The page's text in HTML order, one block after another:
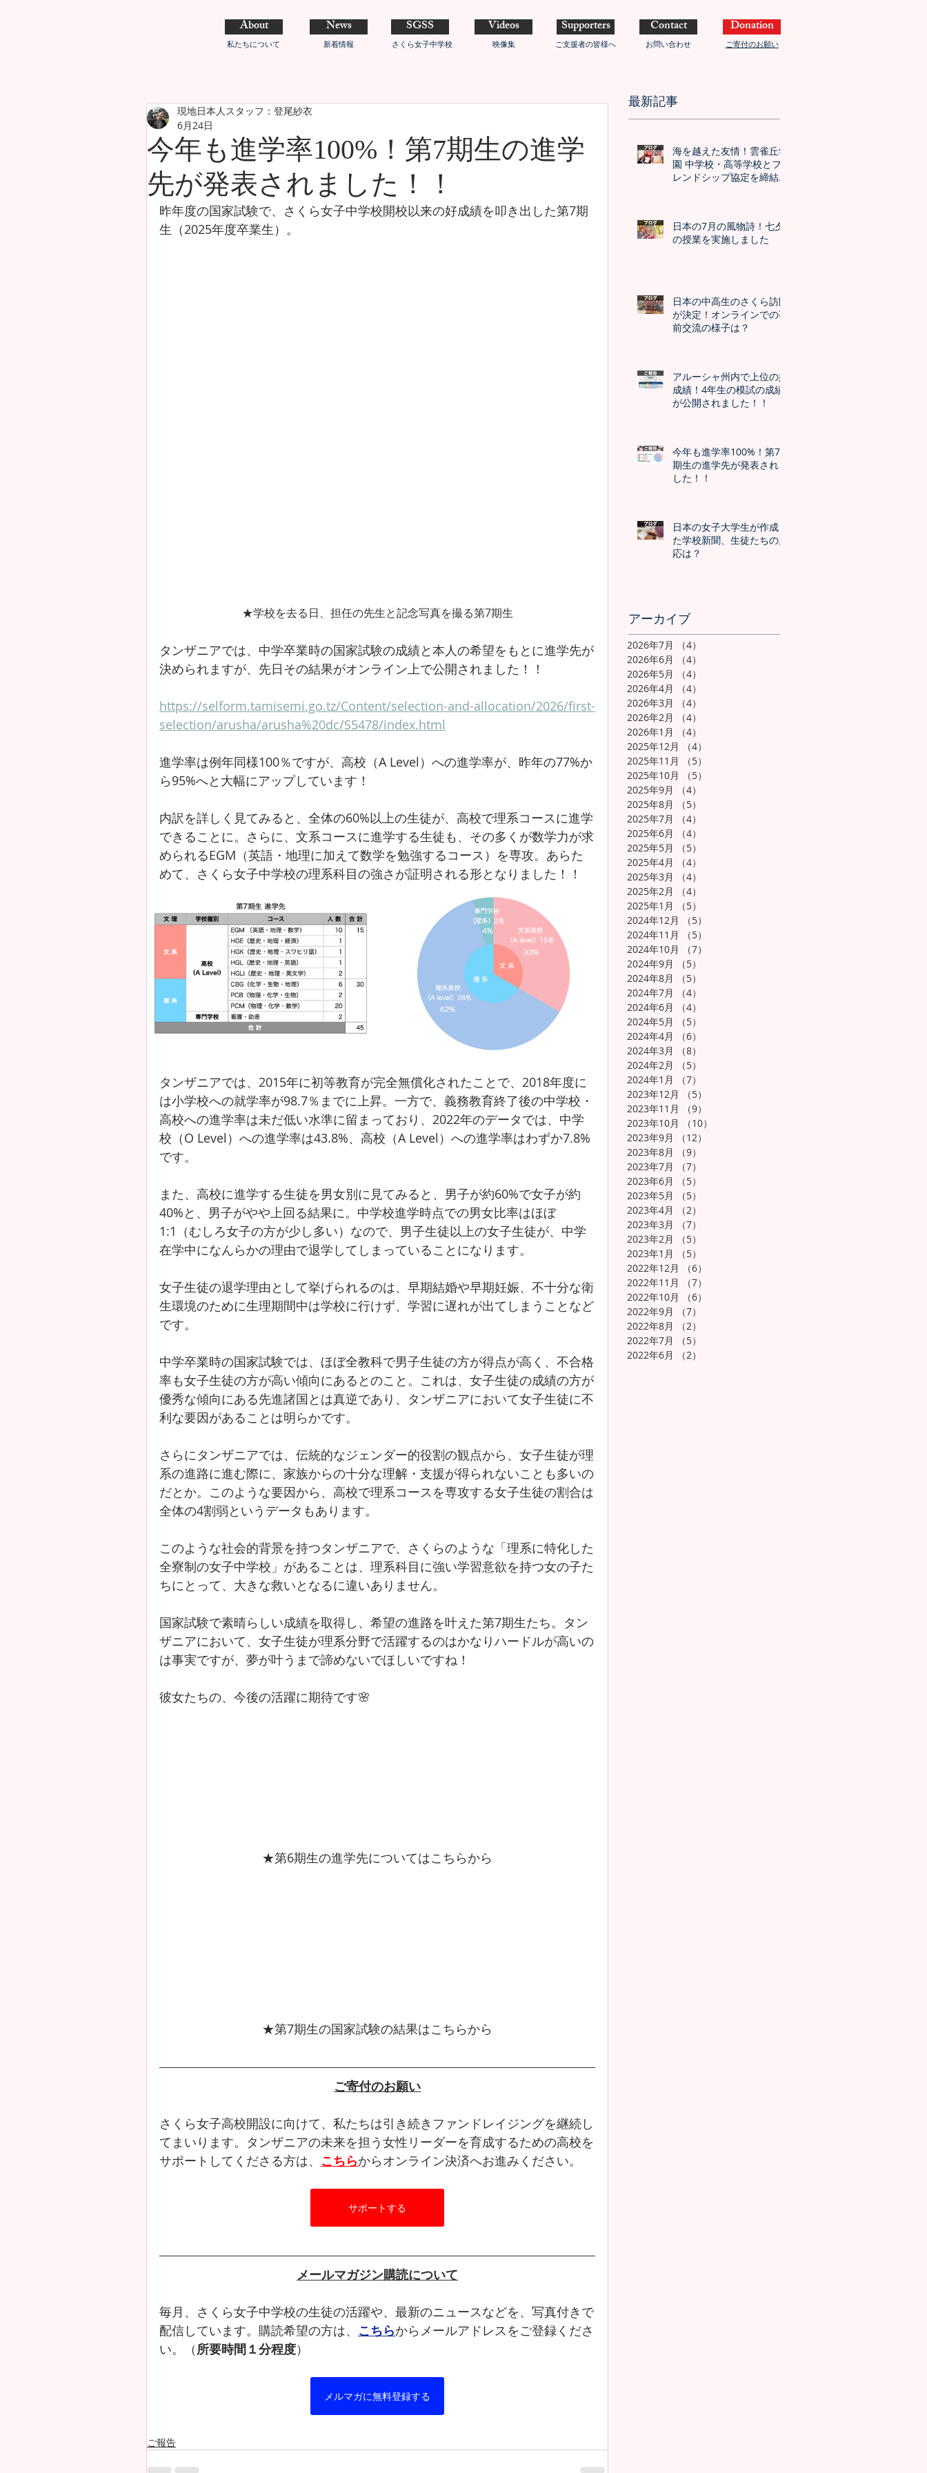
About
私たちについて
News
新着情報
SGSS
さくら女子中学校
Videos
映像集
Supporters
ご支援者の皆様へ
Contact
お問い合わせ
Donation
ご寄付のお願い
今年も進学率100%！第7期生の進学
先が発表されました！！
現地日本人スタッフ：登尾紗衣
6月24日
昨年度の国家試験で、さくら女子中学校開校以来の好成績を叩き出した第7期
生（2025年度卒業生）。
★学校を去る日、担任の先生と記念写真を撮る第7期生
タンザニアでは、中学卒業時の国家試験の成績と本人の希望をもとに進学先が
決められますが、先日その結果がオンライン上で公開されました！！
https://selform.tamisemi.go.tz/Content/selection-and-allocation/2026/first-
selection/arusha/arusha%20dc/S5478/index.html
進学率は例年同様100％ですが、高校（A Level）への進学率が、昨年の77%か
ら95%へと大幅にアップしています！
内訳を詳しく見てみると、全体の60%以上の生徒が、高校で理系コースに進学
できることに。さらに、文系コースに進学する生徒も、その多くが数学力が求
められるEGM（英語・地理に加えて数学を勉強するコース）を専攻。あらた
めて、さくら女子中学校の理系科目の強さが証明される形となりました！！
タンザニアでは、2015年に初等教育が完全無償化されたことで、2018年度に
は小学校への就学率が98.7％までに上昇。一方で、義務教育終了後の中学校・
高校への進学率は未だ低い水準に留まっており、2022年のデータでは、中学
校（O Level）への進学率は43.8%、高校（A Level）への進学率はわずか7.8%
です。
また、高校に進学する生徒を男女別に見てみると、男子が約60%で女子が約
40%と、男子がやや上回る結果に。中学校進学時点での男女比率はほぼ
1:1（むしろ女子の方が少し多い）なので、男子生徒以上の女子生徒が、中学
在学中になんらかの理由で退学してしまっていることになります。
女子生徒の退学理由として挙げられるのは、早期結婚や早期妊娠、不十分な衛
生環境のために生理期間中は学校に行けず、学習に遅れが出てしまうことなど
です。
中学卒業時の国家試験では、ほぼ全教科で男子生徒の方が得点が高く、不合格
率も女子生徒の方が高い傾向にあるとのこと。これは、女子生徒の成績の方が
優秀な傾向にある先進諸国とは真逆であり、タンザニアにおいて女子生徒に不
利な要因があることは明らかです。
さらにタンザニアでは、伝統的なジェンダー的役割の観点から、女子生徒が理
系の進路に進む際に、家族からの十分な理解・支援が得られないことも多いの
だとか。このような要因から、高校で理系コースを専攻する女子生徒の割合は
全体の4割弱というデータもあります。
このような社会的背景を持つタンザニアで、さくらのような「理系に特化した
全寮制の女子中学校」があることは、理系科目に強い学習意欲を持つ女の子た
ちにとって、大きな救いとなるに違いありません。
国家試験で素晴らしい成績を取得し、希望の進路を叶えた第7期生たち。タン
ザニアにおいて、女子生徒が理系分野で活躍するのはかなりハードルが高いの
は事実ですが、夢が叶うまで諦めないでほしいですね！
彼女たちの、今後の活躍に期待です🌸
★第6期生の進学先についてはこちらから
★第7期生の国家試験の結果はこちらから
ご寄付のお願い
さくら女子高校開設に向けて、私たちは引き続きファンドレイジングを継続し
てまいります。タンザニアの未来を担う女性リーダーを育成するための高校を
サポートしてくださる方は、 こちらからオンライン決済へお進みください。
サポートする
メールマガジン購読について
毎月、さくら女子中学校の生徒の活躍や、最新のニュースなどを、写真付きで
配信しています。購読希望の方は、 こちらからメールアドレスをご登録くださ
い。（所要時間１分程度）
メルマガに無料登録する
ご報告
最新記事
海を越えた友情！雲雀丘学
園 中学校・高等学校とフ
レンドシップ協定を締結し
日本の7月の風物詩！七夕
の授業を実施しました
日本の中高生のさくら訪問
が決定！オンラインでの事
前交流の様子は？
アルーシャ州内で上位の好
成績！4年生の模試の成績
が公開されました！！
今年も進学率100%！第7
期生の進学先が発表されま
した！！
日本の女子大学生が作成し
た学校新聞、生徒たちの反
応は？
アーカイブ
2026年7月 （4）
2026年6月
（4）
2026年5月
（4）
2026年4月
（4）
2026年3月
（4）
2026年2月
（4）
2026年1月
（4）
2025年12月
（4）
2025年11月
（5）
2025年10月
（5）
2025年9月
（4）
2025年8月
（5）
2025年7月
（4）
2025年6月
（4）
2025年5月
（5）
2025年4月
（4）
2025年3月
（4）
2025年2月
（4）
2025年1月
（5）
2024年12月
（5）
2024年11月
（5）
2024年10月
（7）
2024年9月
（5）
2024年8月
（5）
2024年7月
（4）
2024年6月
（4）
2024年5月
（5）
2024年4月
（6）
2024年3月
（8）
2024年2月
（5）
2024年1月
（7）
2023年12月
（5）
2023年11月
（9）
2023年10月
（10）
2023年9月
（12）
2023年8月
（9）
2023年7月
（7）
2023年6月
（5）
2023年5月
（5）
2023年4月
（2）
2023年3月
（7）
2023年2月
（5）
2023年1月
（5）
2022年12月
（6）
2022年11月
（7）
2022年10月
（6）
2022年9月
（7）
2022年8月
（2）
2022年7月
（5）
2022年6月
（2）